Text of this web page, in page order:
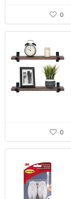
0
0